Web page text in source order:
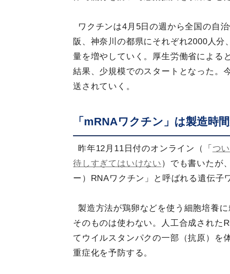
ワクチンは4月5日の週から全国の自
阪、神奈川の都県にそれぞれ2000人分
量を増やしていく。厚生労働省による
結果、少規模でのスタートとなった。
送されていく。
「mRNAワクチン」は製造時
昨年12月11日付のオンライン（「 つ
待しすぎてはいけない ）でも書いたが
ー）RNAワクチン」と呼ばれる遺伝子
製造方法が鶏卵などを使う細胞培養
そのものは使わない。人工合成された
てウイルスタンパクの一部（抗原）を
重症化を予防する。